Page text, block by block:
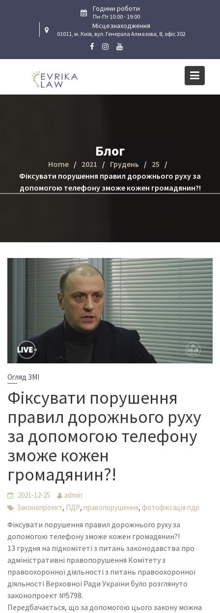
Години роботи
Пн-Пт 10:00 - 19:00
Місцезнаходження
01011, м. Київ, вул. Генерала Алмазова, 8, офіс 302
Блог
Home 2021 Грудень
25
Фіксувати порушення правил дорожнього руху за
допомогою телефону зможе кожен громадянин?!
Огляд ЗМІ
Фіксувати порушення
правил дорожнього руху
за допомогою телефону
зможе кожен
громадянин?!
2021-12-25
admin
Законопроект, ПДР, правопорушення, фотофіксація пдр
Фіксувати порушення правил дорожнього руху за
допомогою телефону зможе кожен громадянин?!
13 грудня на підкомітеті з питань законодавства про
адміністративні правопорушення Комітету з
правоохоронної діяльності з питань правоохоронної
діяльності Верховної Ради України було розглянуто
законопроект №5798.
Передбачається, що за допомогою цього закону можна